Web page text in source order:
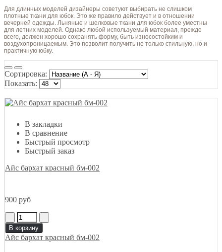
Для длинных моделей дизайнеры советуют выбирать не слишком
плотные ткани для юбок. Это же правило действует и в отношении
вечерней одежды. Льняные и шелковые ткани для юбок более уместны
для летних моделей. Однако любой используемый материал, прежде
всего, должен хорошо сохранять форму, быть износостойким и
воздухопроницаемым. Это позволит получить не только стильную, но и
практичную юбку.
Сортировка:
Показать:
В закладки
В сравнение
Быстрый просмотр
Быстрый заказ
Айс бархат красный бм-002
900 руб
В корзину
Айс бархат красный бм-002